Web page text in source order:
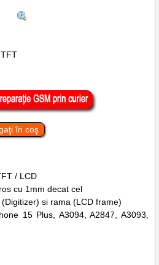
în coş
/ LCD
cu 1mm decat cel
si rama (LCD frame)
15 Plus, A3094, A2847, A3093,